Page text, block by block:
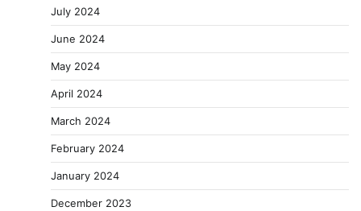
July 2024
June 2024
May 2024
April 2024
March 2024
February 2024
January 2024
December 2023